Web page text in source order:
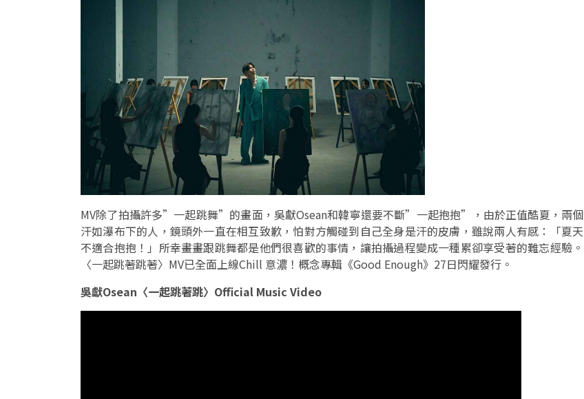
MV除了拍攝許多”一起跳舞”的畫面，吳獻Osean和韓寧還要不斷”一起抱抱”，由於正值酷夏，兩個
汗如瀑布下的人，鏡頭外一直在相互致歉，怕對方觸碰到自己全身是汗的皮膚，雖說兩人有感：「夏天
不適合抱抱！」所幸畫畫跟跳舞都是他們很喜歡的事情，讓拍攝過程變成一種累卻享受著的難忘經驗。
〈一起跳著跳著〉MV已全面上線Chill 意濃！概念專輯《Good Enough》27日閃耀發行。
吳獻Osean〈一起跳著跳〉Official Music Video